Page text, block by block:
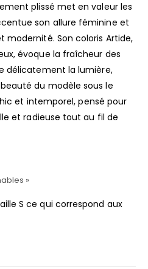
plissé met en valeur les
son allure féminine et
Son coloris Artide,
évoque la fraîcheur des
délicatement la lumière,
du modèle sous le
et intemporel, pensé pour
et radieuse tout au fil de
»
S ce qui correspond aux